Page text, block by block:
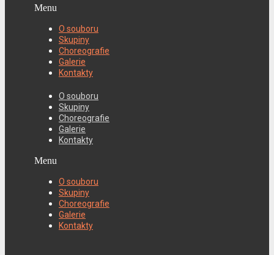
Menu
O souboru
Skupiny
Choreografie
Galerie
Kontakty
O souboru
Skupiny
Choreografie
Galerie
Kontakty
Menu
O souboru
Skupiny
Choreografie
Galerie
Kontakty